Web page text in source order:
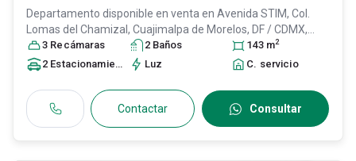
Departamento disponible en venta en Avenida STIM, Col.
Lomas del Chamizal, Cuajimalpa de Morelos, DF / CDMX,
México, C.P. 05129 , ID: 29214572
3 Recámaras 2 Baños 143 m2
2 Estacionamiento s Luz C. servicio
Contactar Consultar